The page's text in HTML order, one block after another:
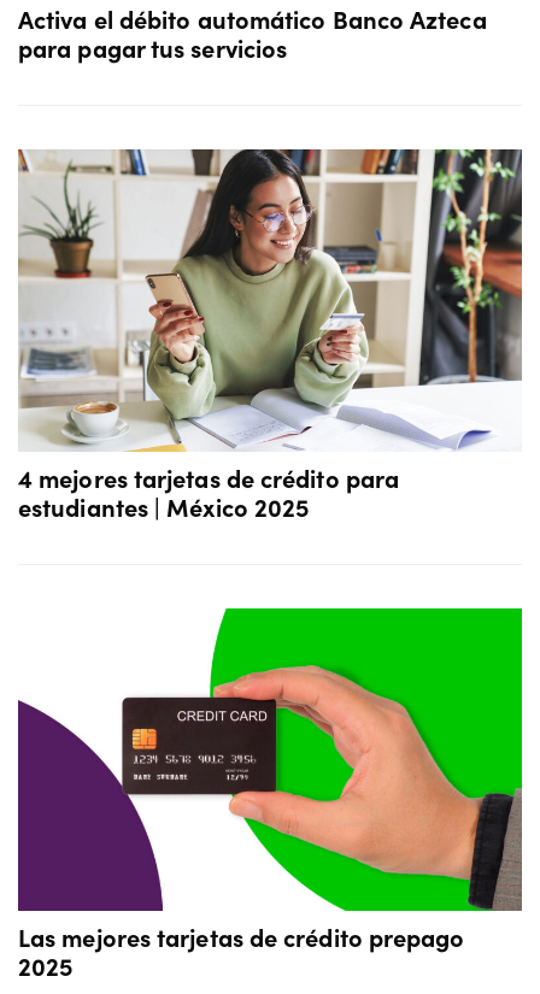
Activa el débito automático Banco Azteca
para pagar tus servicios
4 mejores tarjetas de crédito para
estudiantes | México 2025
Las mejores tarjetas de crédito prepago
2025